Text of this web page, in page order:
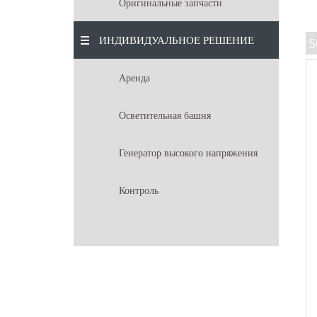
ИНДИВИДУАЛЬНОЕ РЕШЕНИЕ
Аренда
Осветительная башня
Генератор высокого напряжения
Контроль